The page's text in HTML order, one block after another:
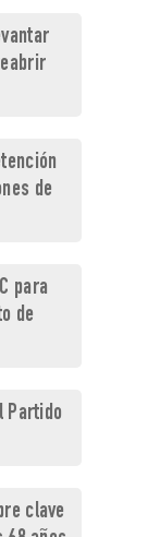
de
para
de
Partido
clave